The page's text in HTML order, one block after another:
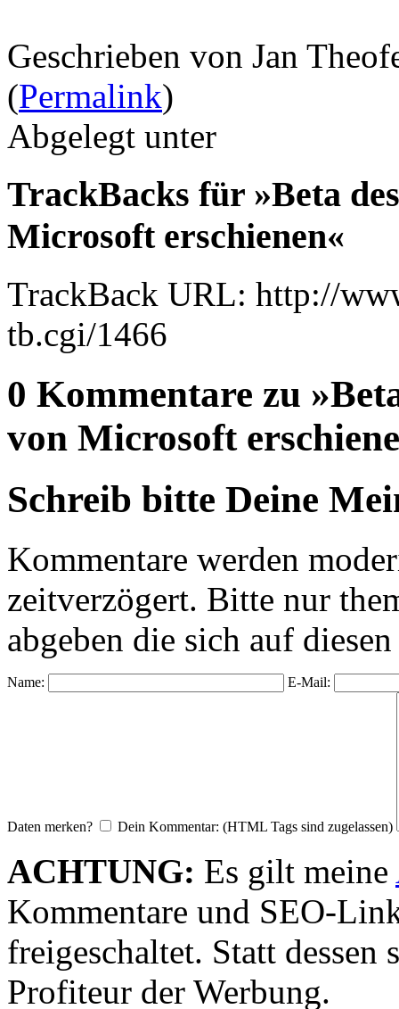
Geschrieben von Jan
(Permalink)
Abgelegt unter
TrackBacks für »Beta
Microsoft erschienen«
TrackBack URL: http://
tb.cgi/1466
0 Kommentare zu
von Microsoft
Schreib bitte Deine
Kommentare werden
zeitverzögert. Bitte nur
abgeben die sich auf
Name: E-Mail:
Daten merken? Dein Kommentar: (HTML Tags sind zugelassen)
ACHTUNG: Es gilt meine
Kommentare und SEO-
freigeschaltet. Statt dessen
Profiteur der Werbung.